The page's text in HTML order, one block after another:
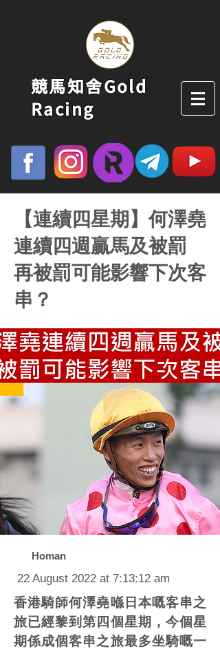
競馬知舍Gold
Racing
【連續四星期】何澤堯
連續四週贏馬及被罰
再被罰可能影響下次客
串？
Homan
22 August 2022 at 7:13:12 am
香港騎師何澤堯喺日本嘅客串之
旅已經黎到第四個星期，今個星
期係成個客串之旅最多坐騎嘅一